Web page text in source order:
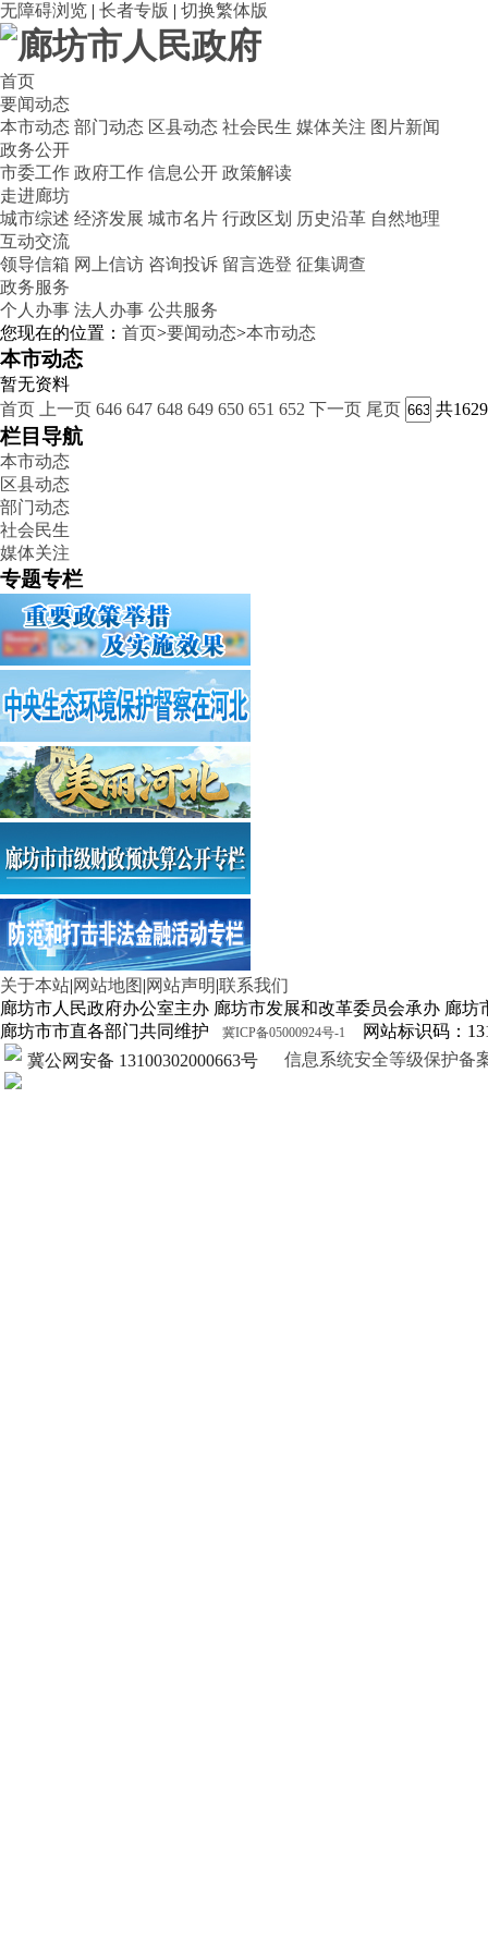
无障碍浏览 | 长者专版 | 切换繁体版
首页
要闻动态
本市动态 部门动态 区县动态 社会民生 媒体关注 图片新闻
政务公开
市委工作 政府工作 信息公开 政策解读
走进廊坊
城市综述 经济发展 城市名片 行政区划 历史沿革 自然地理
互动交流
领导信箱 网上信访 咨询投诉 留言选登 征集调查
政务服务
个人办事 法人办事 公共服务
您现在的位置： 首页>要闻动态>本市动态
本市动态
暂无资料
首页
上一页 646 647 648 649 650 651 652 下一页 尾页 共
栏目导航
本市动态
区县动态
部门动态
社会民生
媒体关注
专题专栏
关于本站|网站地图 |网站声明|联系我们
廊坊市人民政府办公室主办 廊坊市发展和改革委员会承办 廊坊
廊坊市市直各部门共同维护
冀ICP备05000924号-1
网站标识码：
冀公网安备 13100302000663号
信息系统安全等级保护备